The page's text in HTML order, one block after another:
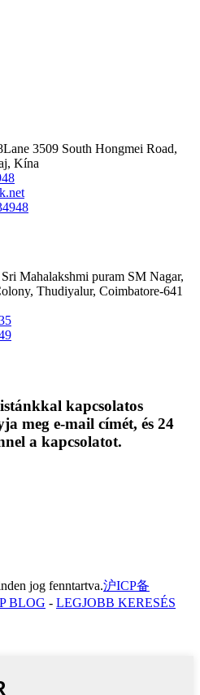
3509 South Hongmei Road,
Kína
Mahalakshmi puram SM Nagar,
Thudiyalur, Coimbatore-641
kapcsolatos
meg e-mail címét, és 24
a kapcsolatot.
jog fenntartva.沪ICP备
BLOG - LEGJOBB KERESÉS